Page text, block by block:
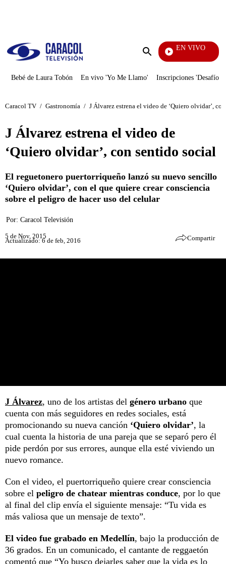
Enviar
EN VIVO
Bebé de Laura Tobón En vivo 'Yo Me Llamo' Inscripciones 'Desafío'
Caracol TV / Gastronomía / J Álvarez estrena el video de ‘Quiero olvidar’,
J Álvarez estrena el video de
‘Quiero olvidar’, con sentido social
El reguetonero puertorriqueño lanzó su nuevo sencillo
‘Quiero olvidar’, con el que quiere crear consciencia
sobre el peligro de hacer uso del celular
Por: Caracol Televisión
5 de Nov, 2015
Actualizado: 6 de feb, 2016 Compartir
J Álvarez, uno de los artistas del género urbano que
cuenta con más seguidores en redes sociales, está
promocionando su nueva canción ‘Quiero olvidar’, la
cual cuenta la historia de una pareja que se separó pero él
pide perdón por sus errores, aunque ella esté viviendo un
nuevo romance.
Con el video, el puertorriqueño quiere crear consciencia
sobre el peligro de chatear mientras conduce, por lo que
al final del clip envía el siguiente mensaje: “Tu vida es
más valiosa que un mensaje de texto”.
El video fue grabado en Medellín, bajo la producción de
36 grados. En un comunicado, el cantante de reggaetón
comentó que “Yo busco dejarles saber que la vida es lo